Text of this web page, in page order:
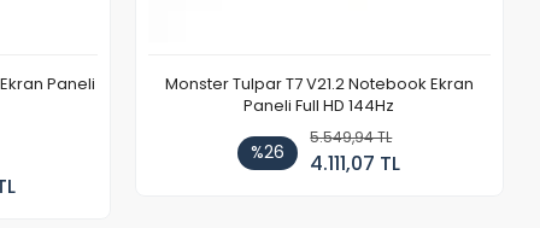
Paneli
Monster Tulpar T7 V21.2 Notebook Ekran
Paneli Full HD 144Hz
%26
5.549,94 TL
4.111,07 TL